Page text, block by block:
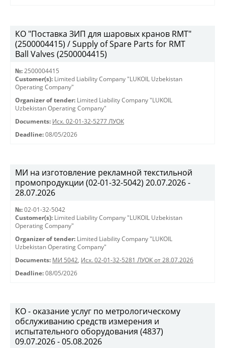
КО "Поставка ЗИП для шаровых кранов RMT"
(2500004415) / Supply of Spare Parts for RMT
Ball Valves (2500004415)
№: 2500004415
Customer(s): Limited Liability Company "LUKOIL Uzbekistan
Operating Company"
Organizer of tender: Limited Liability Company "LUKOIL
Uzbekistan Operating Company"
Documents: Исх. 02-01-32-5277 ЛУОК
Deadline: 08/05/2026
МИ на изготовление рекламной текстильной
промопродукции (02-01-32-5042) 20.07.2026 -
28.07.2026
№: 02-01-32-5042
Customer(s): Limited Liability Company "LUKOIL Uzbekistan
Operating Company"
Organizer of tender: Limited Liability Company "LUKOIL
Uzbekistan Operating Company"
Documents: МИ 5042, Исх. 02-01-32-5281 ЛУОК от 28.07.2026
Deadline: 08/05/2026
КО - оказание услуг по метрологическому
обслуживанию средств измерения и
испытательного оборудования (4837)
09.07.2026 - 05.08.2026